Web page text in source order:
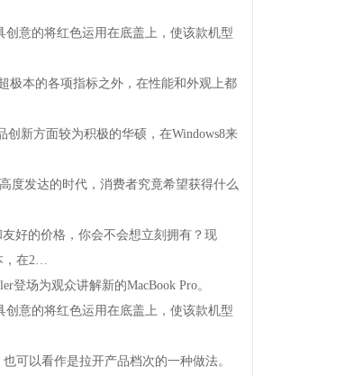
意的将红色运用在底盖上，使该款机型
本的各项指标之外，在性能和外观上都
新方面较为积极的华硕，在Windows8来
发达的时代，消费者究竟希望获得什么
好的价格，你会不会想立刻拥有？现
，在2…
场为观众讲解新的MacBookPro。
意的将红色运用在底盖上，使该款机型
以看作是拉开产品档次的一种做法。